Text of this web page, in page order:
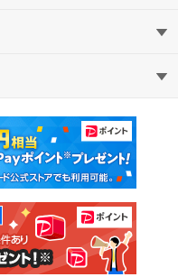
マンション
一戸建て
て！住まいの先生